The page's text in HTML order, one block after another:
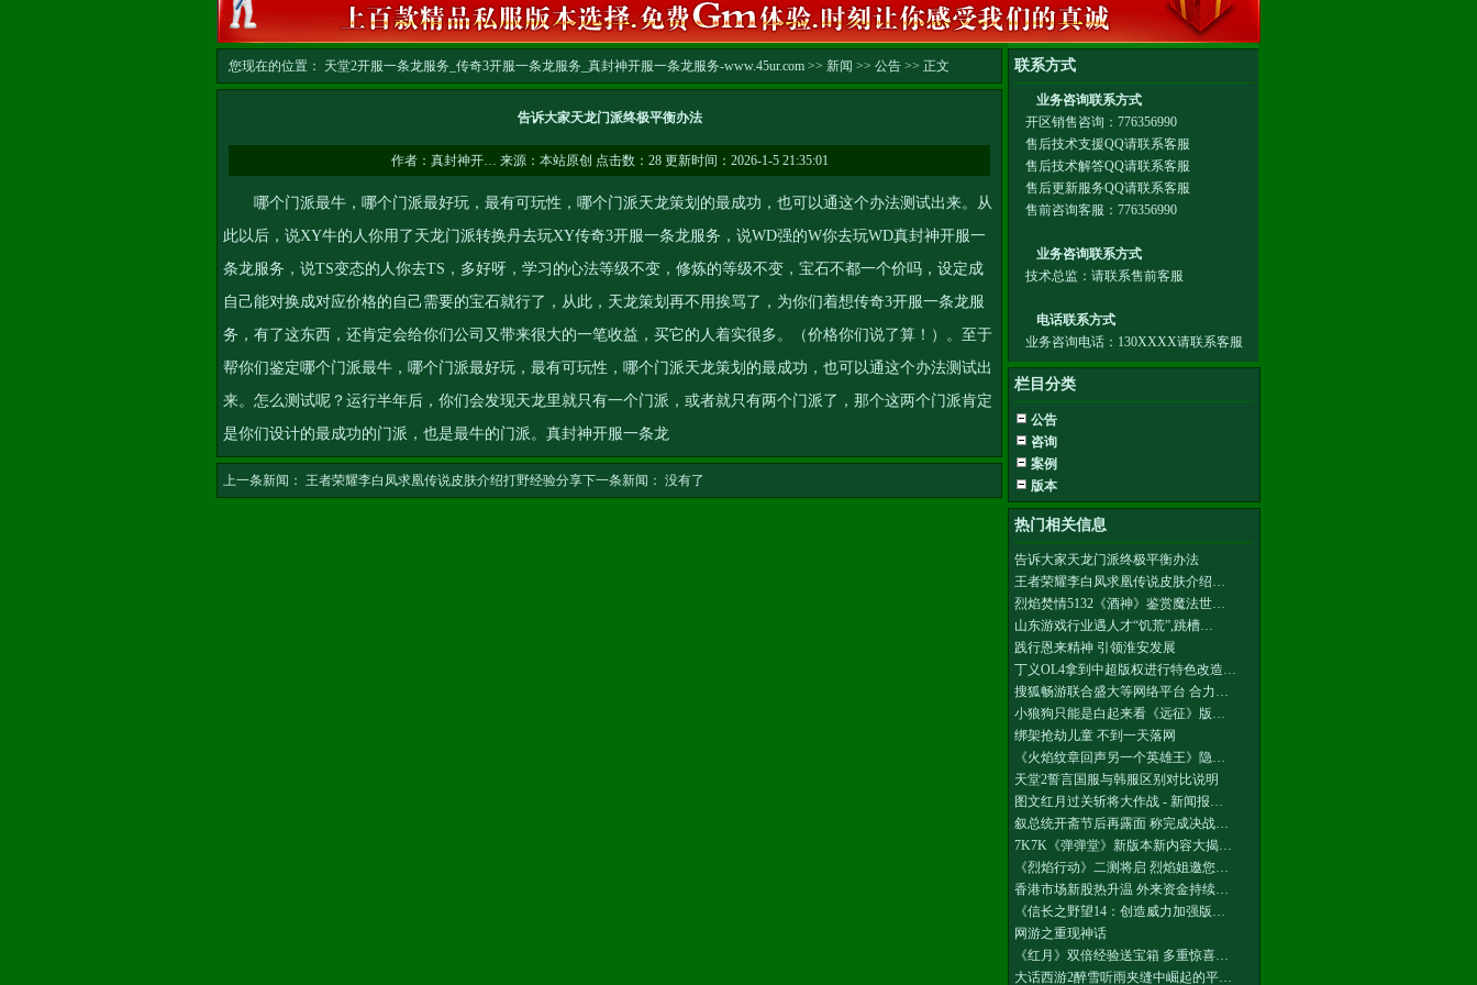
您现在的位置： 天堂2开服一条龙服务_传奇3开服一条龙服务_真封神开服一条龙服务-www.45ur.com >> 新闻 >> 公告 >> 正文
告诉大家天龙门派终极平衡办法
作者： 真封神开… 来源：本站原创 点击数： 28 更新时间：2026-1-5 21:35:01
哪个门派最牛，哪个门派最好玩，最有可玩性，哪个门派天龙策划的最成功，也可以通这个办法测试出来。从
此以后，说XY牛的人你用了天龙门派转换丹去玩XY传奇3开服一条龙服务 ，说WD强的W你去玩WD真封神开服一
条龙服务 ，说TS变态的人你去TS，多好呀，学习的心法等级不变，修炼的等级不变，宝石不都一个价吗，设定成
自己能对换成对应价格的自己需要的宝石就行了，从此，天龙策划再不用挨骂了，为你们着想传奇3开服一条龙服
务 ，有了这东西，还肯定会给你们公司又带来很大的一笔收益，买它的人着实很多。（价格你们说了算！）。至于
帮你们鉴定哪个门派最牛，哪个门派最好玩，最有可玩性，哪个门派天龙策划的最成功，也可以通这个办法测试出
来。怎么测试呢？运行半年后，你们会发现天龙里就只有一个门派，或者就只有两个门派了，那个这两个门派肯定
是你们设计的最成功的门派，也是最牛的门派。 真封神开服一条龙
上一条新闻： 王者荣耀李白凤求凰传说皮肤介绍打野经验分享下一条新闻： 没有了
栏目分类
公告
咨询
案例
版本
热门相关信息
告诉大家天龙门派终极平衡办法
王者荣耀李白凤求凰传说皮肤介绍…
烈焰焚情5132《酒神》鉴赏魔法世…
山东游戏行业遇人才“饥荒”,跳槽…
践行恩来精神 引领淮安发展
丁义OL4拿到中超版权进行特色改造…
搜狐畅游联合盛大等网络平台 合力…
小狼狗只能是白起来看《远征》版…
绑架抢劫儿童 不到一天落网
《火焰纹章回声另一个英雄王》隐…
天堂2誓言国服与韩服区别对比说明
图文红月过关斩将大作战 - 新闻报…
叙总统开斋节后再露面 称完成决战…
7K7K《弹弹堂》新版本新内容大揭…
《烈焰行动》二测将启 烈焰姐邀您…
香港市场新股热升温 外来资金持续…
《信长之野望14：创造威力加强版…
网游之重现神话
《红月》双倍经验送宝箱 多重惊喜…
大话西游2醉雪听雨夹缝中崛起的平…